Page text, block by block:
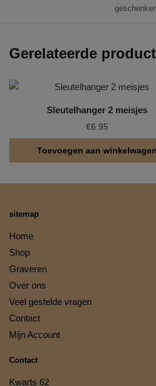
Gerelateerde
Sleutelhanger 2 meisjes
€6.95
Toevoegen aan winkelwagen
sitemap
Home
Shop
Graveren
Over ons
Veel gestelde vragen
Contact
Mijn Account
Contact
Kwarts 62